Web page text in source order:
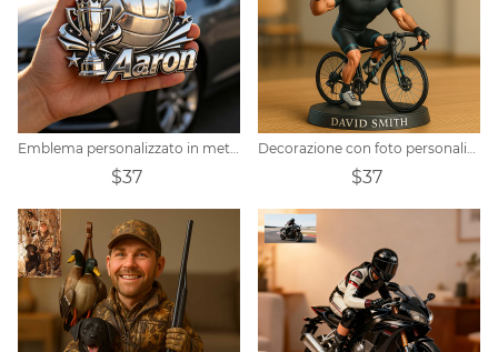
Emblema personalizzato in metallo per auto, a tema campione di pallavolo.
$37
Decorazione con foto personalizzata a tema mountain bike
$37